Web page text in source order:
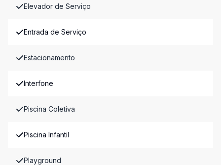
Elevador de Serviço
Entrada de Serviço
Estacionamento
Interfone
Piscina Coletiva
Piscina Infantil
Playground